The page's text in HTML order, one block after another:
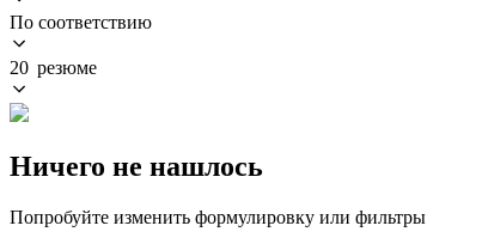
По соответствию
20 резюме
Ничего не нашлось
Попробуйте изменить формулировку или фильтры